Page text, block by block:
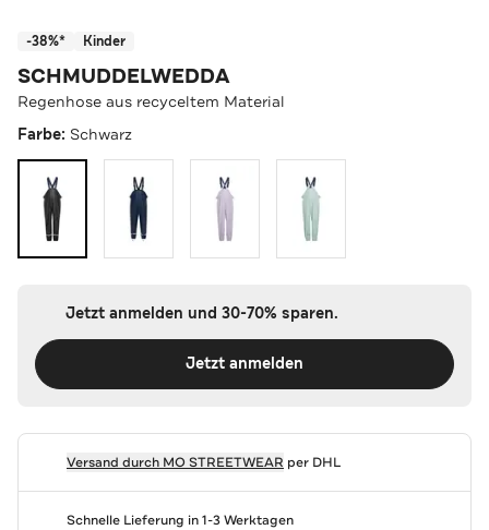
-38%* Kinder
SCHMUDDELWEDDA
Regenhose aus recyceltem Material
Farbe: Schwarz
Jetzt anmelden und 30-70% sparen.
Jetzt anmelden
Versand durch MO STREETWEAR per DHL
Schnelle Lieferung in 1-3 Werktagen